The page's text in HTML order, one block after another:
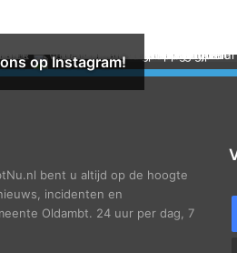
op Instagram!
bent u altijd op de hoogte
incidenten en
Oldambt. 24 uur per dag, 7